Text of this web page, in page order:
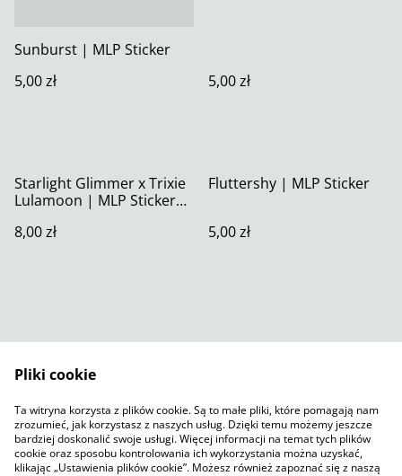
Sunburst | MLP Sticker
5,00 zł
5,00 zł
Starlight Glimmer x Trixie
Lulamoon | MLP Sticker
8,00 zł
Fluttershy | MLP Sticker
5,00 zł
Polityka prywatności
SumUp
Polityka plików cookie
Pliki cookie
Ta witryna korzysta z plików cookie. Są to małe pliki, które pomagają nam
zrozumieć, jak korzystasz z naszych usług. Dzięki temu możemy jeszcze
bardziej doskonalić swoje usługi. Więcej informacji na temat tych plików
cookie oraz sposobu kontrolowania ich wykorzystania można uzyskać,
klikając „Ustawienia plików cookie”. Możesz również zapoznać się z naszą